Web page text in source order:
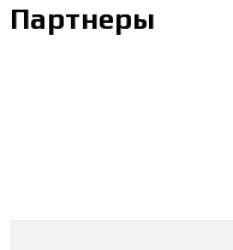
Партнеры